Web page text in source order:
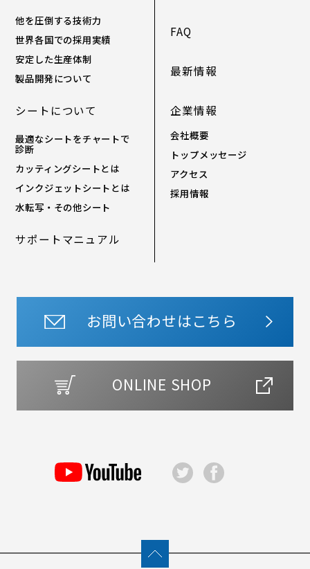
他を圧倒する技術力
世界各国での採用実績
安定した生産体制
製品開発について
シートについて
最適なシートをチャートで
診断
カッティングシートとは
インクジェットシートとは
水転写・その他シート
サポートマニュアル
FAQ
最新情報
企業情報
会社概要
トップメッセージ
アクセス
採用情報
お問い合わせはこちら
ONLINE SHOP